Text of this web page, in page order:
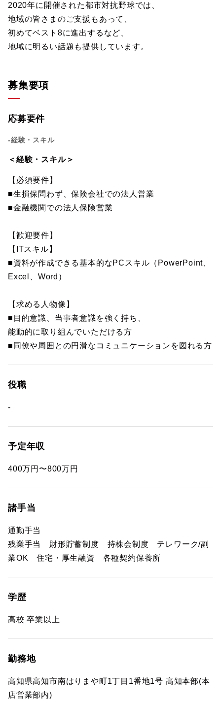
2020年に開催された都市対抗野球では、
地域の皆さまのご支援もあって、
初めてベスト8に進出するなど、
地域に明るい話題も提供しています。
募集要項
応募要件
-経験・スキル
＜経験・スキル＞
【必須要件】
■生損保問わず、保険会社での法人営業
■金融機関での法人保険営業
【歓迎要件】
【ITスキル】
■資料が作成できる基本的なPCスキル（PowerPoint、
Excel、Word）
【求める人物像】
■目的意識、当事者意識を強く持ち、
能動的に取り組んでいただける方
■同僚や周囲との円滑なコミュニケーションを図れる方
役職
-
予定年収
400万円〜800万円
諸手当
通勤手当
残業手当 財形貯蓄制度 持株会制度 テレワーク/副
業OK 住宅・厚生融資 各種契約保養所
学歴
高校 卒業以上
勤務地
高知県高知市南はりまや町1丁目1番地1号 高知本部(本
店営業部内)